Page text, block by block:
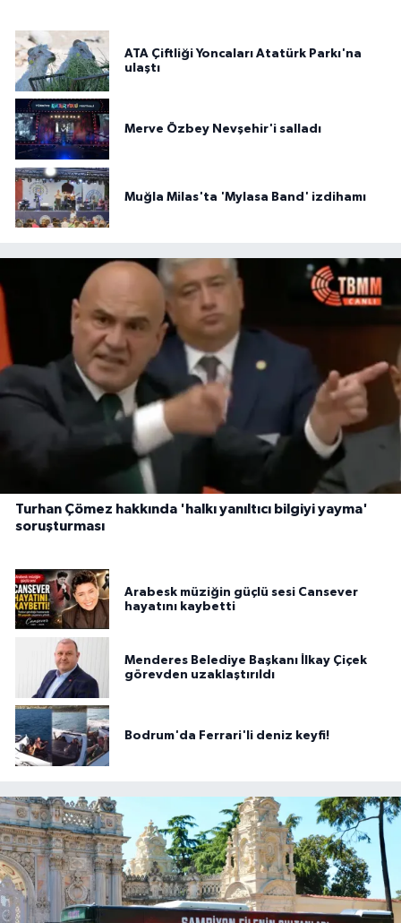
ATA Çiftliği Yoncaları Atatürk Parkı'na
ulaştı
Merve Özbey Nevşehir'i salladı
Muğla Milas'ta 'Mylasa Band' izdihamı
Turhan Çömez hakkında 'halkı yanıltıcı bilgiyi yayma'
soruşturması
Arabesk müziğin güçlü sesi Cansever
hayatını kaybetti
Menderes Belediye Başkanı İlkay Çiçek
görevden uzaklaştırıldı
Bodrum'da Ferrari'li deniz keyfi!